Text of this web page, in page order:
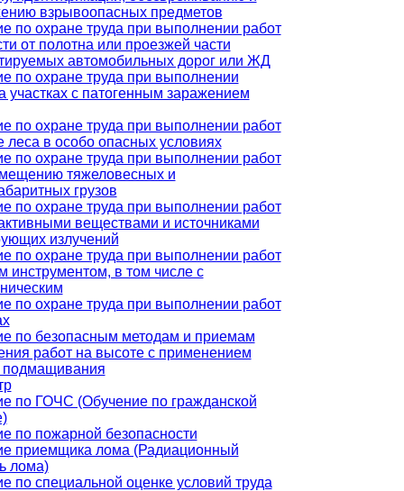
взрывоопасных предметов
по охране труда при выполнении работ
от полотна или проезжей части
автомобильных дорог или ЖД
по охране труда при выполнении
участках с патогенным заражением
по охране труда при выполнении работ
леса в особо опасных условиях
по охране труда при выполнении работ
тяжеловесных и
грузов
по охране труда при выполнении работ
веществами и источниками
излучений
по охране труда при выполнении работ
инструментом, в том числе с
по охране труда при выполнении работ
по безопасным методам и приемам
работ на высоте с применением
подмащивания
по ГОЧС (Обучение по гражданской
по пожарной безопасности
приемщика лома (Радиационный
лома)
по специальной оценке условий труда